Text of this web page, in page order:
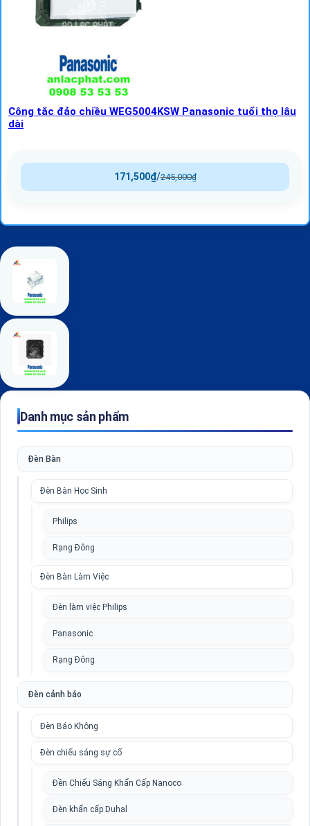
Công tắc đảo chiều WEG5004KSW Panasonic tuổi thọ lâu
dài
245,000₫
/
171,500₫
Danh mục sản phẩm
Đèn Bàn
Đèn Bàn Học Sinh
Philips
Rạng Đông
Đèn Bàn Làm Việc
Đèn làm việc Philips
Panasonic
Rạng Đông
Đèn cảnh báo
Đèn Báo Không
Đèn chiếu sáng sự cố
Đền Chiếu Sáng Khẩn Cấp Nanoco
Đèn khẩn cấp Duhal